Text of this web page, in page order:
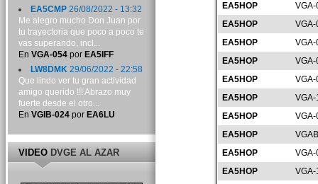
EA5HOP
EA5HOP
EA5HOP
EA5HOP
EA5HOP
EA5HOP
EA5HOP
EA5HOP
EA5HOP
EA5HOP
EA5CMP26/08/2022 - 13:32
Me alegro mucho Don Juan por
tu trayectoria que poco a poco te
vas superando, incl...
En VGA-054por EA5IFF
LW8DMK29/06/2022 - 22:58
Que lindo ver tu gran actividad
amigo querido !!! Abrazo muy
fuerte desde el otro...
En VGIB-024por EA6LU
VIDEODVGE AL AZAR